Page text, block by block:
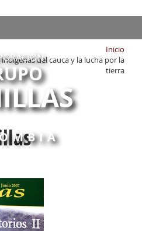
Inicio
del cauca y la lucha por la
tierra